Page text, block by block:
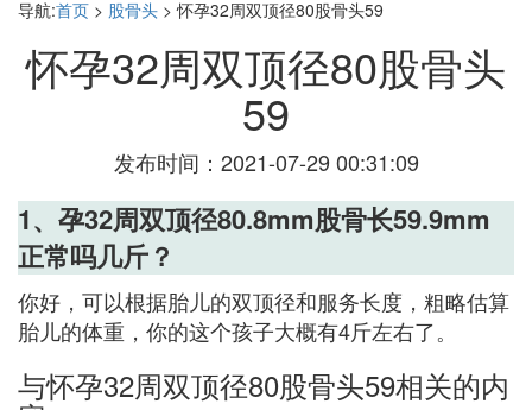
导航:首页 > 股骨头 > 怀孕32周双顶径80股骨头59
怀孕32周双顶径80股骨头
59
发布时间：2021-07-29 00:31:09
1、孕32周双顶径80.8mm股骨长59.9mm
正常吗几斤？
你好，可以根据胎儿的双顶径和服务长度，粗略估算
胎儿的体重，你的这个孩子大概有4斤左右了。
与怀孕32周双顶径80股骨头59相关的内